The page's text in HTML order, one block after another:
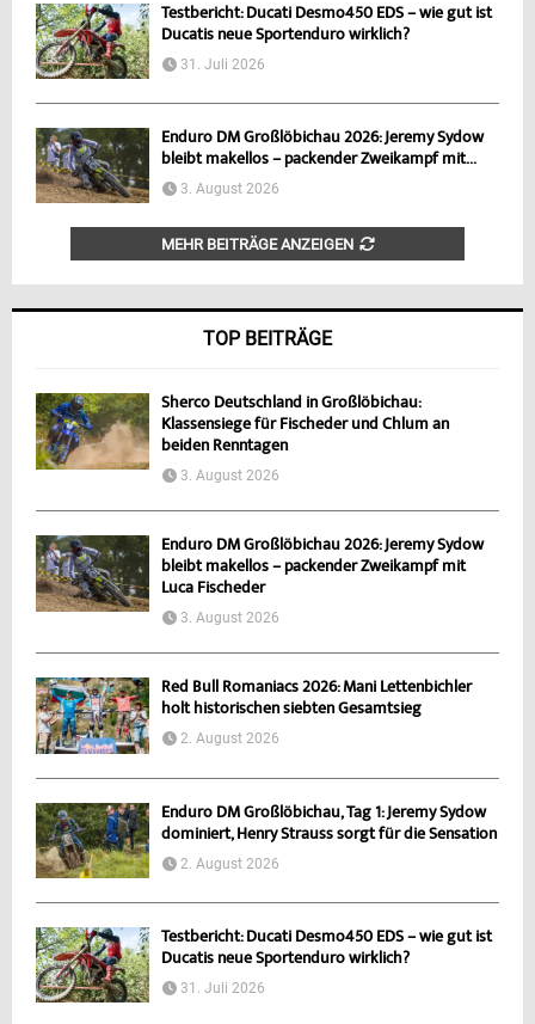
Testbericht: Ducati Desmo450 EDS – wie gut ist
Ducatis neue Sportenduro wirklich?
31. Juli 2026
Enduro DM Großlöbichau 2026: Jeremy Sydow
bleibt makellos – packender Zweikampf mit...
3. August 2026
MEHR BEITRÄGE ANZEIGEN
TOP BEITRÄGE
Sherco Deutschland in Großlöbichau:
Klassensiege für Fischeder und Chlum an
beiden Renntagen
3. August 2026
Enduro DM Großlöbichau 2026: Jeremy Sydow
bleibt makellos – packender Zweikampf mit
Luca Fischeder
3. August 2026
Red Bull Romaniacs 2026: Mani Lettenbichler
holt historischen siebten Gesamtsieg
2. August 2026
Enduro DM Großlöbichau, Tag 1: Jeremy Sydow
dominiert, Henry Strauss sorgt für die Sensation
2. August 2026
Testbericht: Ducati Desmo450 EDS – wie gut ist
Ducatis neue Sportenduro wirklich?
31. Juli 2026